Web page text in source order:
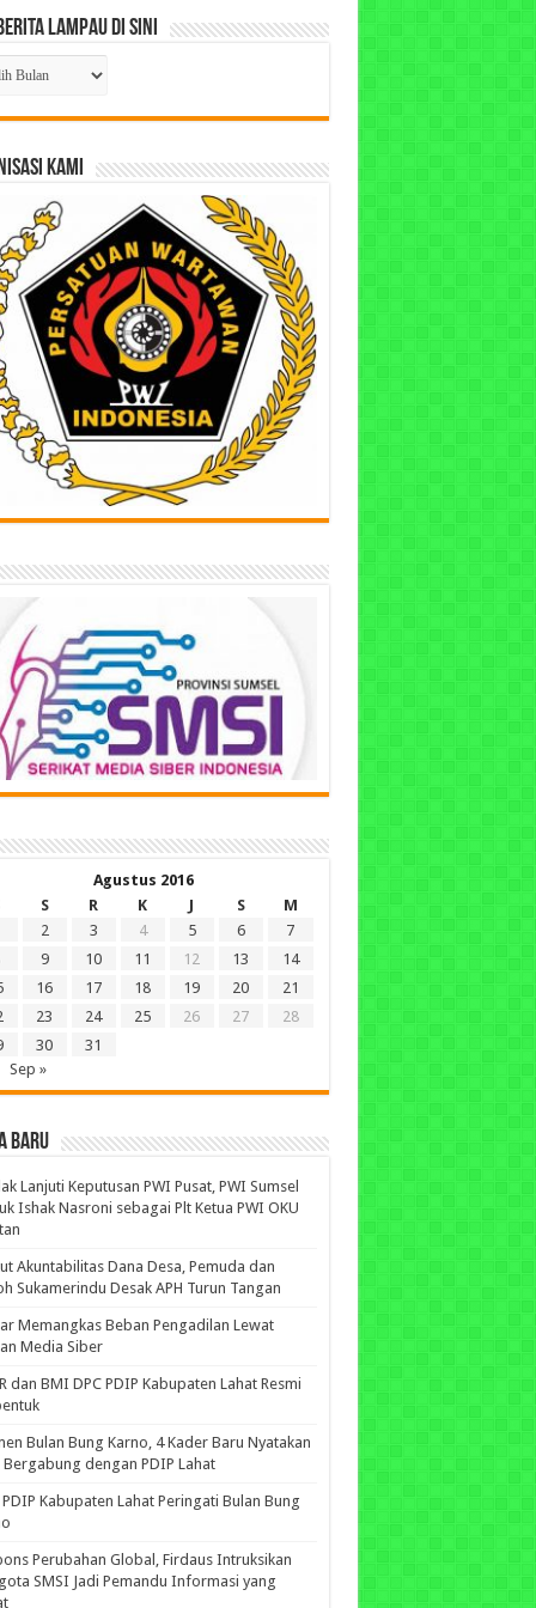
Lampau di Sini
KAMI
Agustus 2016
S R K J S
M
2 3 4 5 6
7
9 10 11 12 13
14
16 17 18 19 20
21
23 24 25 26 27
28
30
31
Sep »
BARU
Lanjuti Keputusan PWI Pusat, PWI Sumsel
Ishak Nasroni sebagai Plt Ketua PWI OKU
Akuntabilitas Dana Desa, Pemuda dan
Sukamerindu Desak APH Turun Tangan
Memangkas Beban Pengadilan Lewat
Media Siber
dan BMI DPC PDIP Kabupaten Lahat Resmi
Bulan Bung Karno, 4 Kader Baru Nyatakan
Bergabung dengan PDIP Lahat
PDIP Kabupaten Lahat Peringati Bulan Bung
Perubahan Global, Firdaus Intruksikan
SMSI Jadi Pemandu Informasi yang